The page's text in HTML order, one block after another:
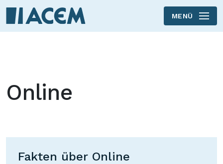
Skip to main content
MENÜ
Online
Fakten über Online